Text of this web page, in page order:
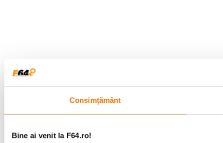
Consimțământ
Bine ai venit la F64.ro!